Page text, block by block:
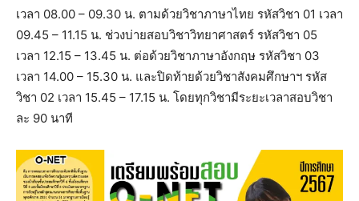
เวลา 08.00 – 09.30 น. ตามด้วยวิชาภาษาไทย รหัสวิชา 01 เวลา
09.45 – 11.15 น. ช่วงบ่ายสอบวิชาวิทยาศาสตร์ รหัสวิชา 05
เวลา 12.15 – 13.45 น. ต่อด้วยวิชาภาษาอังกฤษ รหัสวิชา 03
เวลา 14.00 – 15.30 น. และปิดท้ายด้วยวิชาสังคมศึกษาฯ รหัส
วิชา 02 เวลา 15.45 – 17.15 น. โดยทุกวิชามีระยะเวลาสอบวิชา
ละ 90 นาที